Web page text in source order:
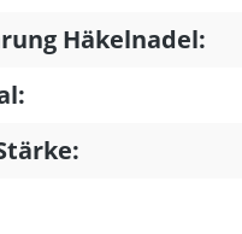
Häkelnadel: